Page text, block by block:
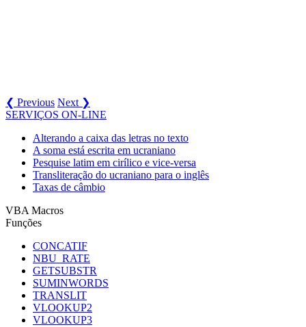
❮ Previous Next ❯
SERVIÇOS ON-LINE
Alterando a caixa das letras no texto
A soma está escrita em ucraniano
Pesquise latim em cirílico e vice-versa
Transliteração do ucraniano para o inglês
Taxas de câmbio
VBA Macros
Funções
CONCATIF
NBU_RATE
GETSUBSTR
SUMINWORDS
TRANSLIT
VLOOKUP2
VLOOKUP3